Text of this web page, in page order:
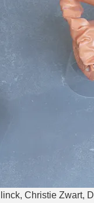
Christie Zwart,